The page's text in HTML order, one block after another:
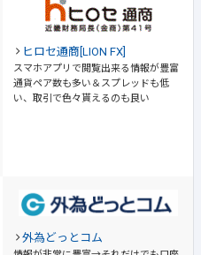
ヒロセ通商[LION FX]
スマホアプリで閲覧出来る情報が豊富
通貨ペア数も多い＆スプレッドも低
い、取引で色々貰えるのも良い
外為どっとコム